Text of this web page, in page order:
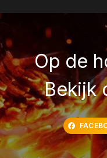
Op de
Bekijk